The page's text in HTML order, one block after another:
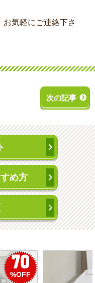
お気軽にご連絡下さ
次の記事
め方
%OFF